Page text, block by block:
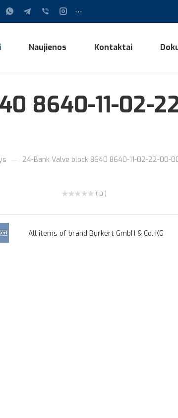
...
Naujienos Kontaktai
8640-11-02-
— 24-Bank Valve block 8640 8640-11-02-22-00-
( 0 )
All items of brand Burkert GmbH & Co. KG